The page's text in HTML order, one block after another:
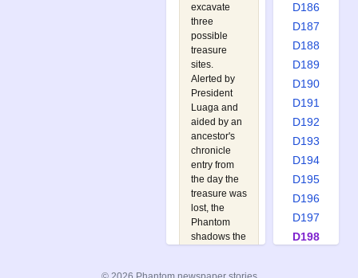
excavate
three
possible
treasure
sites.
Alerted by
President
Luaga and
aided by an
ancestor's
chronicle
entry from
the day the
treasure was
lost, the
Phantom
shadows the
D186
D187
D188
D189
D190
D191
D192
D193
D194
D195
D196
D197
D198